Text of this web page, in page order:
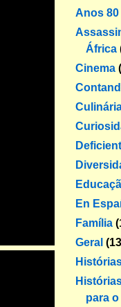
Anos 80
África
Cinema
En
Família
Geral
para